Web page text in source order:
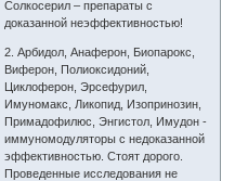
Солкосерил – препараты с
доказанной неэффективностью!
2. Арбидол, Анаферон, Биопарокс,
Виферон, Полиоксидоний,
Циклоферон, Эрсефурил,
Имуномакс, Ликопид, Изопринозин,
Примадофилюс, Энгистол, Имудон -
иммуномодуляторы с недоказанной
эффективностью. Стоят дорого.
Проведенные исследования не